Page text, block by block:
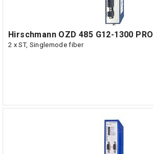
Hirschmann OZD 485 G12-1300 PRO
2 x ST, Singlemode fiber